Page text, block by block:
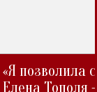
«Я позволила
Елена Тополя